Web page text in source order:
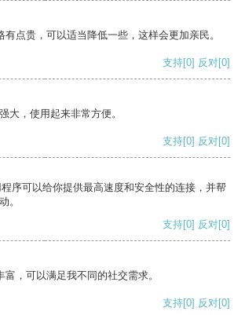
有点贵，可以适当降低一些，这样会更加亲民。
支持[0] 反对[0]
大，使用起来非常方便。
支持[0] 反对[0]
序可以给你提供最高速度和安全性的连接，并帮
。
支持[0] 反对[0]
，可以满足我不同的社交需求。
支持[0] 反对[0]